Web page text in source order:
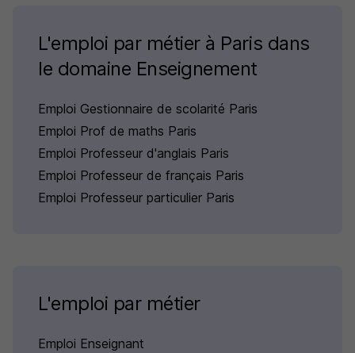
L'emploi par métier à Paris dans
le domaine Enseignement
Emploi Gestionnaire de scolarité Paris
Emploi Prof de maths Paris
Emploi Professeur d'anglais Paris
Emploi Professeur de français Paris
Emploi Professeur particulier Paris
L'emploi par métier
Emploi Enseignant